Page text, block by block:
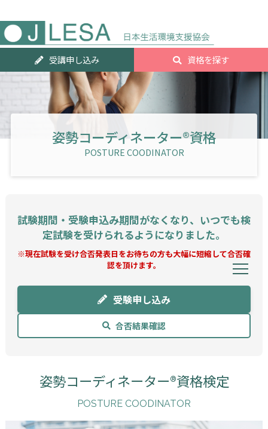
グ
受講申し込み 資格を探す
姿勢コーディネーター®資格
POSTURE COODINATOR
試験期間・受験申込み期間がなくなり、いつでも検
定試験を受けられるようになりました。
※現在試験を受け合否発表日をお待ちの方も大幅に短縮して合否確
認を頂けます。
受験申し込み
合否結果確認
姿勢コーディネーター®資格検定
POSTURE COODINATOR